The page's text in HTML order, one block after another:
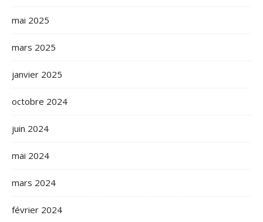
mai 2025
mars 2025
janvier 2025
octobre 2024
juin 2024
mai 2024
mars 2024
février 2024